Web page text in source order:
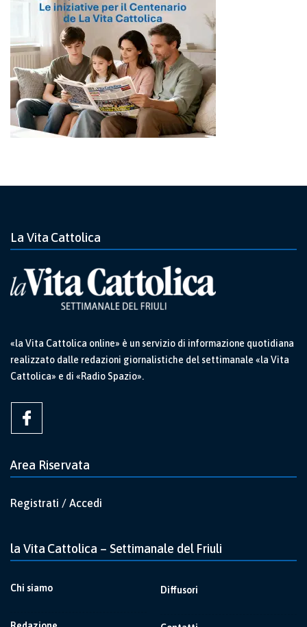
La Vita Cattolica
«la Vita Cattolica online» è un servizio di informazione quotidiana
realizzato dalle redazioni giornalistiche del settimanale «la Vita
Cattolica» e di «Radio Spazio».
Area Riservata
Registrati / Accedi
la Vita Cattolica – Settimanale del Friuli
Chi siamo Diffusori